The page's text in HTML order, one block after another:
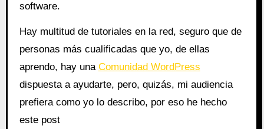
software.
Hay multitud de tutoriales en la red, seguro que de
personas más cualificadas que yo, de ellas
aprendo, hay una Comunidad WordPress
dispuesta a ayudarte, pero, quizás, mi audiencia
prefiera como yo lo describo, por eso he hecho
este post